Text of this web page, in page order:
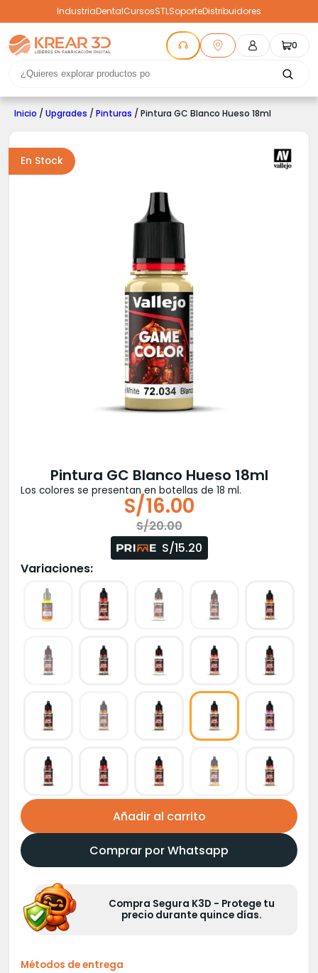
IndustriaDentalCursosSTLSoporteDistribuidores
0
Inicio / Upgrades / Pinturas / Pintura GC Blanco Hueso 18ml
En Stock
Pintura GC Blanco Hueso 18ml
Los colores se presentan en botellas de 18 ml.
S/20.00
original
era:
S/20.00.
S/16.00
actual
es:
S/16.00.
S/15.20
Variaciones:
Añadir al carrito
Comprar por Whatsapp
Compra Segura K3D - Protege tu
precio durante quince días.
Métodos de entrega